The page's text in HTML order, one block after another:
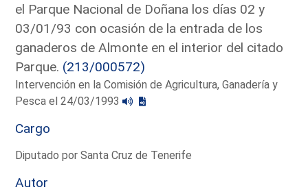
el Parque Nacional de Doñana los días 02 y
03/01/93 con ocasión de la entrada de los
ganaderos de Almonte en el interior del citado
Parque. (213/000572)
Intervención en la Comisión de Agricultura, Ganadería y
Pesca el 24/03/1993
Cargo
Diputado por Santa Cruz de Tenerife
Autor